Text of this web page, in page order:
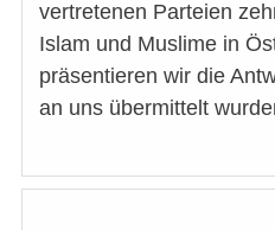
vertretenen Parteien
Islam und Muslime in
präsentieren wir die
an uns übermittelt